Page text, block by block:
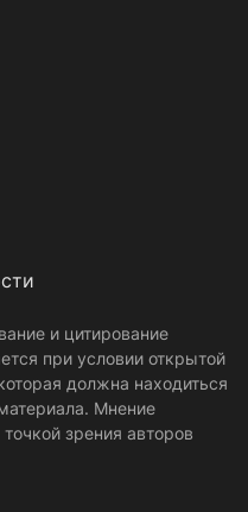
и цитирование
при условии открытой
должна находиться
Мнение
зрения авторов